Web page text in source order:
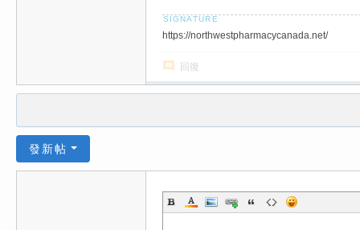
https://northwestpharmacycanada.net/
回復
發新帖